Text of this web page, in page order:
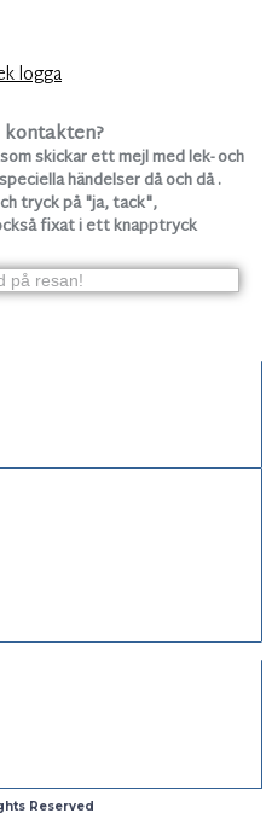
skickar ett mejl med lek- och
händelser då och då .
tryck på "ja, tack",
fixat i ett knapptryck
Reserved